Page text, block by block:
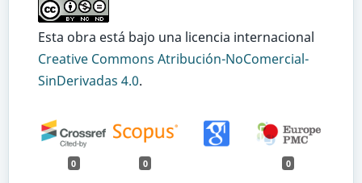
Esta obra está bajo una licencia internacional
Creative Commons Atribución-NoComercial-
SinDerivadas 4.0.
0 0 0